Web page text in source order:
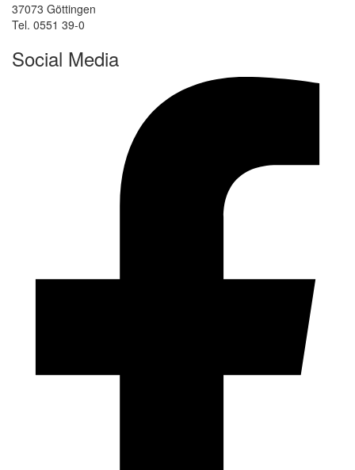
37073 Göttingen
Tel. 0551 39-0
Social Media